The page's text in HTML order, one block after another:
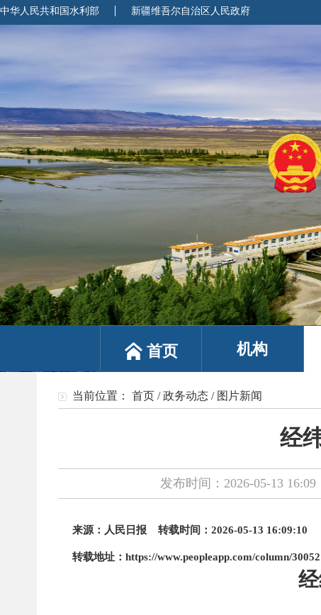
中华人民共和国水利部 新疆维吾尔自治区人民政府
首页 机构
当前位置： 首页 /政务动态 / 图片新闻
经
发布时间：2026-05-13 16:09
来源： 人民日报 转载时间： 2026-05-13 16:09:10
转载地址： https://www.peopleapp.com/column/